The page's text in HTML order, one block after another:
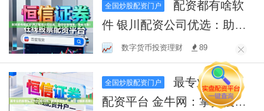
全国炒股配资门户
件 银川配资公司优选：助您
财富增值，专业可靠！
数字货币投资理财 89
全国炒股配资门户
最专业的股票
配资平台 金牛网：掌握投资